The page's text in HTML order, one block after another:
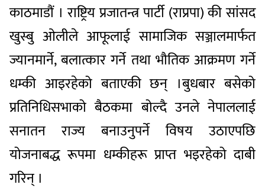
काठमाडौं । राष्ट्रिय प्रजातन्त्र पार्टी (राप्रपा) की सांसद
खुस्बु ओलीले आफूलाई सामाजिक सञ्जालमार्फत
ज्यानमार्ने, बलात्कार गर्ने तथा भौतिक आक्रमण गर्ने
धम्की आइरहेको बताएकी छन् ।बुधबार बसेको
प्रतिनिधिसभाको बैठकमा बोल्दै उनले नेपाललाई
सनातन राज्य बनाउनुपर्ने विषय उठाएपछि
योजनाबद्ध रूपमा धम्कीहरू प्राप्त भइरहेको दाबी
गरिन् ।